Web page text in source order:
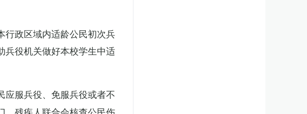
行政区域内适龄公民初次兵
兵役机关做好本校学生中适
应服兵役、免服兵役或者不